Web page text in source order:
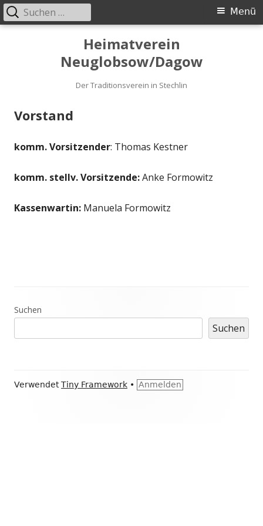
Heimatverein
Neuglobsow/Dagow
Der Traditionsverein in Stechlin
Primäres
Menü
Suche
nach:
Vorstand
komm. Vorsitzender: Thomas Kestner
komm. stellv. Vorsitzende:Anke Formowitz
Kassenwartin: Manuela Formowitz
Haupt-
Seitenleiste
Suchen
Suchen
Footer
VerwendetTiny Framework • Anmelden